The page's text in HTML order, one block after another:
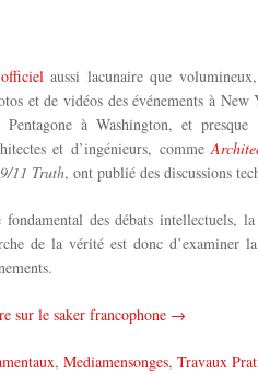
aussi lacunaire que
et de vidéos des événements à
à Washington, et
et d’ingénieurs, comme
11 Truth, ont publié des discussions
des débats intellectuels,
de la vérité est donc
sur le saker francophone →
, Mediamensonges, Travaux